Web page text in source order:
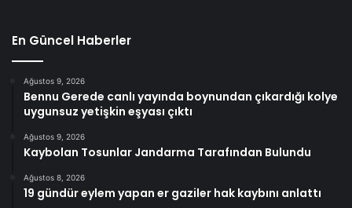
En Güncel Haberler
Ağustos 9, 2026
Bennu Gerede canlı yayında boynundan çıkardığı kolye
uygunsuz yetişkin eşyası çıktı
Ağustos 9, 2026
Kaybolan Tosunlar Jandarma Tarafından Bulundu
Ağustos 8, 2026
19 gündür eylem yapan er gaziler hak kaybını anlattı